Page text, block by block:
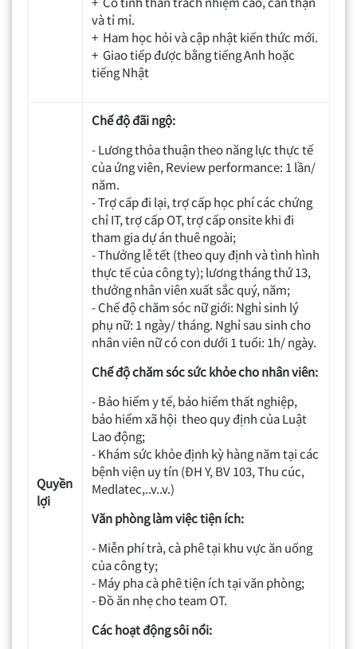
và tỉ mỉ.
+ Ham học hỏi và cập nhật kiến thức mới.
+ Giao tiếp được bằng tiếng Anh hoặc
tiếng Nhật
Quyền
lợi
Chế độ đãi ngộ:
- Lương thỏa thuận theo năng lực thực tế
của ứng viên, Review performance: 1 lần/
năm.
- Trợ cấp đi lại, trợ cấp học phí các chứng
chỉ IT, trợ cấp OT, trợ cấp onsite khi đi
tham gia dự án thuê ngoài;
- Thưởng lễ tết (theo quy định và tình hình
thực tế của công ty); lương tháng thứ 13,
thưởng nhân viên xuất sắc quý, năm;
- Chế độ chăm sóc nữ giới: Nghỉ sinh lý
phụ nữ: 1 ngày/ tháng. Nghỉ sau sinh cho
nhân viên nữ có con dưới 1 tuổi: 1h/ ngày.
Chế độ chăm sóc sức khỏe cho nhân viên:
- Bảo hiểm y tế, bảo hiểm thất nghiệp,
bảo hiểm xã hội theo quy định của Luật
Lao động;
- Khám sức khỏe định kỳ hàng năm tại các
bệnh viện uy tín (ĐH Y, BV 103, Thu cúc,
Medlatec,..v..v.)
Văn phòng làm việc tiện ích:
- Miễn phí trà, cà phê tại khu vực ăn uống
của công ty;
- Máy pha cà phê tiện ích tại văn phòng;
- Đồ ăn nhẹ cho team OT.
Các hoạt động sôi nổi: